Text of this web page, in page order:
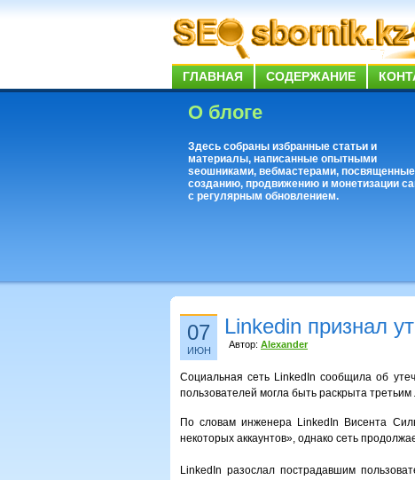
ГЛАВНАЯ СОДЕРЖАНИЕ
О блоге
Здесь собраны избранные статьи и
материалы, написанные опытными
seoшниками, вебмастерами, посвященные
созданию, продвижению и монетизации
с регулярным обновлением.
07
ИЮН
Linkedin признал
Автор: Alexander
Социальная сеть LinkedIn сообщила об
пользователей могла быть раскрыта
По словам инженера LinkedIn Висента
некоторых аккаунтов», однако сеть
LinkedIn разослал пострадавшим